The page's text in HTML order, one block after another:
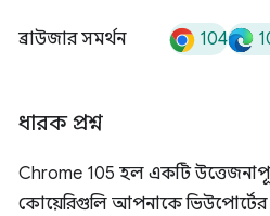
ব্রাউজার সমর্থন 104
ধারক প্রশ্ন
Chrome 105 হল একটি উত্তেজনাপূর্ণ
কোয়েরিগুলি আপনাকে ভিউপোর্টের